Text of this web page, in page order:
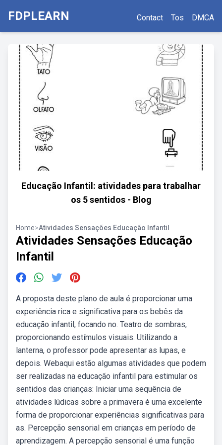
FDPLEARN Contact Tos DMCA
Educação Infantil: atividades para trabalhar
os 5 sentidos - Blog
Home>Atividades Sensações Educação Infantil
Atividades Sensações Educação
Infantil
A proposta deste plano de aula é proporcionar uma
experiência rica e significativa para os bebês da
educação infantil, focando no. Teatro de sombras,
proporcionando estímulos visuais. Utilizando a
lanterna, o professor pode apresentar as lupas, e
depois. Webaqui estão algumas atividades que podem
ser realizadas na educação infantil para estimular os
sentidos das crianças: Iniciar uma sequência de
atividades lúdicas sobre a primavera é uma excelente
forma de proporcionar experiências significativas para
as. Percepção sensorial em crianças em período de
aprendizagem. A percepção sensorial é uma função